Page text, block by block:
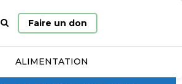
Page
d’accueil
Faire un don
ALIMENTATION